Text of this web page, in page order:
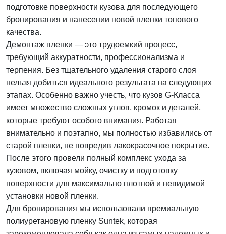
подготовке поверхности кузова для последующего
бронирования и нанесении новой пленки топового
качества.
Демонтаж пленки — это трудоемкий процесс,
требующий аккуратности, профессионализма и
терпения. Без тщательного удаления старого слоя
нельзя добиться идеального результата на следующих
этапах. Особенно важно учесть, что кузов G-Класса
имеет множество сложных углов, кромок и деталей,
которые требуют особого внимания. Работая
внимательно и поэтапно, мы полностью избавились от
старой пленки, не повредив лакокрасочное покрытие.
После этого провели полный комплекс ухода за
кузовом, включая мойку, очистку и подготовку
поверхности для максимально плотной и невидимой
установки новой пленки.
Для бронирования мы использовали премиальную
полиуретановую пленку Suntek, которая